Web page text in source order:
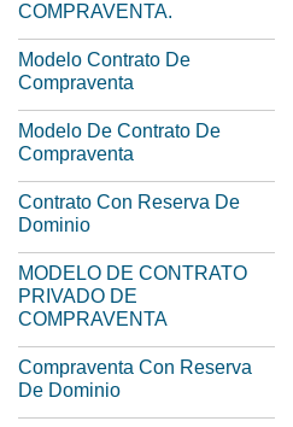
COMPRAVENTA.
Modelo Contrato De
Compraventa
Modelo De Contrato De
Compraventa
Contrato Con Reserva De
Dominio
MODELO DE CONTRATO
PRIVADO DE
COMPRAVENTA
Compraventa Con Reserva
De Dominio